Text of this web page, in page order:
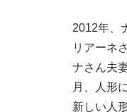
2012年、
リアーネ
ナさん夫
月、人形
新しい人